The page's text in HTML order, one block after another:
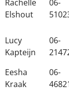
Rachelle
Elshout
06-
Lucy
Kapteijn
06-
Eesha
Kraak
06-